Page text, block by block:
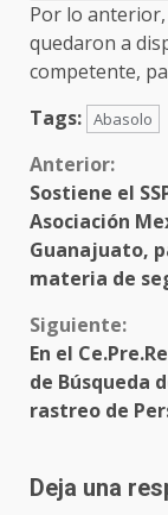
Por lo
quedaron a
competente,
Tags: Abasolo
Sigue
leyendo
Anterior:
Sostiene el
Asociación
Guanajuato,
materia de
Siguiente:
En el
de Búsqueda
rastreo de
Deja una